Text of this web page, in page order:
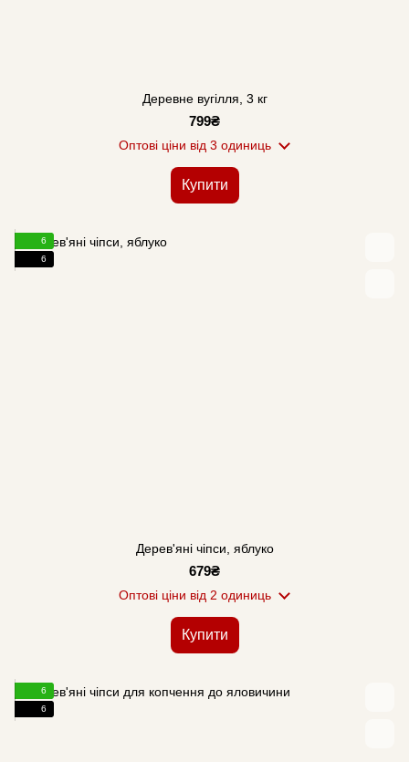
Деревне вугілля, 3 кг
799₴
Оптові ціни від 3 одиниць
Купити
6
6
Дерев'яні чіпси, яблуко
679₴
Оптові ціни від 2 одиниць
Купити
6
6